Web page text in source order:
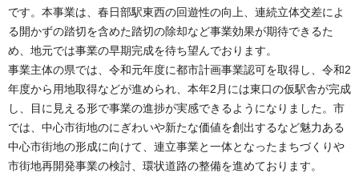
です。本事業は、春日部駅東西の回遊性の向上、連続立体交差によ
る開かずの踏切を含めた踏切の除却など事業効果が期待できるた
め、地元では事業の早期完成を待ち望んでおります。
事業主体の県では、令和元年度に都市計画事業認可を取得し、令和2
年度から用地取得などが進められ、本年2月には東口の仮駅舎が完成
し、目に見える形で事業の進捗が実感できるようになりました。市
では、中心市街地のにぎわいや新たな価値を創出するなど魅力ある
中心市街地の形成に向けて、連立事業と一体となったまちづくりや
市街地再開発事業の検討、環状道路の整備を進めております。